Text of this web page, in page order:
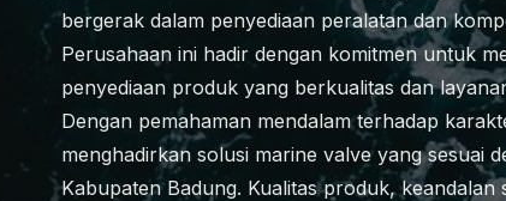
bergerak dalam penyediaan peralatan dan
Perusahaan ini hadir dengan komitmen untuk
penyediaan produk yang berkualitas dan
Dengan pemahaman mendalam terhadap
menghadirkan solusi marine valve yang sesuai
Kabupaten Badung. Kualitas produk,